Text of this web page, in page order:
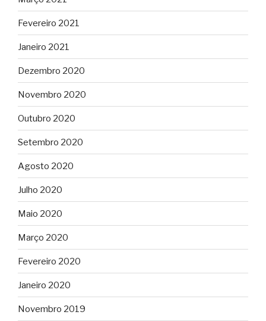
Fevereiro 2021
Janeiro 2021
Dezembro 2020
Novembro 2020
Outubro 2020
Setembro 2020
Agosto 2020
Julho 2020
Maio 2020
Março 2020
Fevereiro 2020
Janeiro 2020
Novembro 2019